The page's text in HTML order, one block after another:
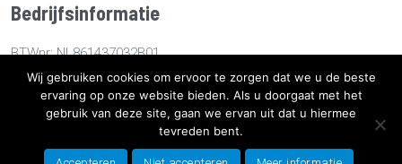
Bedrijfsinformatie
BTWnr: NL861437032B01
KvKnr: 78527112
Sanitaironderdelenshop.nl
Bestellen en bezorgen -Algemene voorwaarden-Sitemap
Wij gebruiken cookies om ervoor te zorgen dat we u de beste
ervaring op onze website bieden. Als u doorgaat met het
gebruik van deze site, gaan we ervan uit dat u hiermee
tevreden bent.